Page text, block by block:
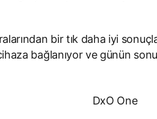
bir tık daha iyi
bağlanıyor ve günün